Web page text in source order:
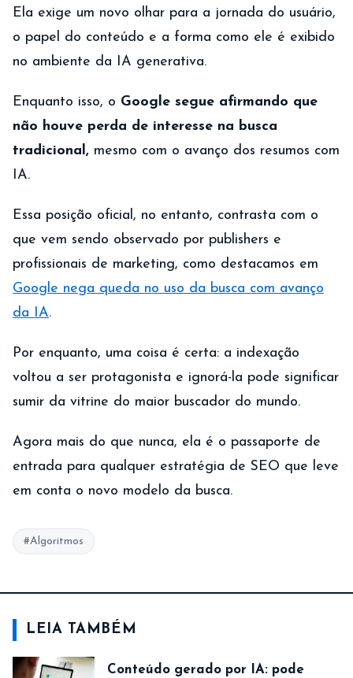
Ela exige um novo olhar para a jornada do usuário,
o papel do conteúdo e a forma como ele é exibido
no ambiente da IA generativa.
Enquanto isso, o Google segue afirmando que
não houve perda de interesse na busca
tradicional, mesmo com o avanço dos resumos com
IA.
Essa posição oficial, no entanto, contrasta com o
que vem sendo observado por publishers e
profissionais de marketing, como destacamos em
Google nega queda no uso da busca com avanço
da IA.
Por enquanto, uma coisa é certa: a indexação
voltou a ser protagonista e ignorá-la pode significar
sumir da vitrine do maior buscador do mundo.
Agora mais do que nunca, ela é o passaporte de
entrada para qualquer estratégia de SEO que leve
em conta o novo modelo da busca.
#Algoritmos
LEIA TAMBÉM
Conteúdo gerado por IA: pode